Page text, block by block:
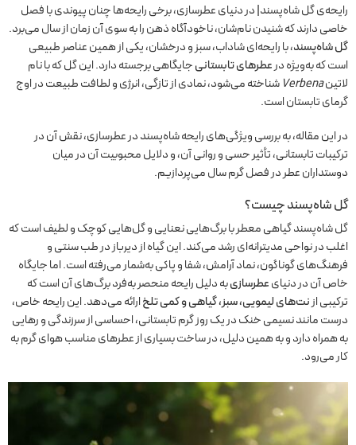
رایحه‌ی گل شاه‌پسند| در دنیای عطرسازی، برخی رایحه‌ها چنان پیوندی با فصل
خاصی دارند که شنیدن نام‌شان، ناخودآگاه ذهن را به سوی آن زمان از سال می‌برد.
گل شاه‌پسند، با رایحه‌ای شاداب، سبز و درخشان، یکی از همین عناصر طبیعی
است که به‌ویژه درعطرهای تابستانیجایگاهی برجسته دارد. این گل که با نام
لاتینVerbena شناخته می‌شود، نمادی از تازگی، انرژی و لطافت طبیعت در اوج
گرمای تابستان است.
در این مقاله، به بررسی ویژگی‌های رایحه شاه‌پسند در عطرسازی، نقش آن در
ترکیبات تابستانی، تأثیر حسی و روانی آن، و دلایل محبوبیت آن در میان
دوستداران عطر در فصل گرم سال می‌پردازیم.
گل شاه‌پسند چیست؟
گل شاه‌پسند گیاهی معطر با برگ‌هایی نعنایی و گل‌هایی کوچک و لطیف است که
اغلب در نواحی مدیترانه‌ای رشد می‌کند. این گیاه از دیرباز در طب سنتی و
فرهنگ‌های گوناگون، نماد آرامش، شفا و پاکی به‌شمار می‌رفته است. اما جایگاه
خاص آن در دنیایعطرسازیبه دلیل رایحه منحصر به‌فرد برگ‌های آن است که
ترکیبی ازنت‌های لیمویی، سبز، گیاهی و کمی تلخارائه می‌دهد. این رایحه خاص،
درست مانند نسیمی خنک در یک روز گرم تابستانی، احساسی از سرزندگی و رهایی
به همراه دارد و به همین دلیل، در ساخت بسیاری از عطرهای مناسب هوای گرم به
کار می‌رود.